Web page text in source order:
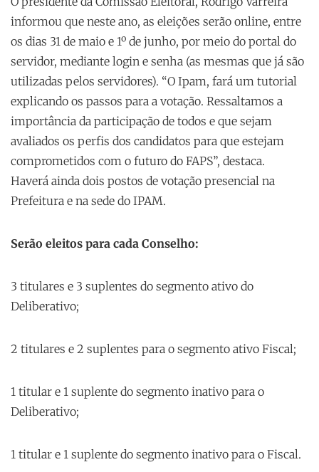
informou que neste ano, as eleições serão online, entre
os dias 31 de maio e 1º de junho, por meio do portal do
servidor, mediante login e senha (as mesmas que já são
utilizadas pelos servidores). “O Ipam, fará um tutorial
explicando os passos para a votação. Ressaltamos a
importância da participação de todos e que sejam
avaliados os perfis dos candidatos para que estejam
comprometidos com o futuro do FAPS”, destaca.
Haverá ainda dois postos de votação presencial na
Prefeitura e na sede do IPAM.
Serão eleitos para cada Conselho:
3 titulares e 3 suplentes do segmento ativo do
Deliberativo;
2 titulares e 2 suplentes para o segmento ativo Fiscal;
1 titular e 1 suplente do segmento inativo para o
Deliberativo;
1 titular e 1 suplente do segmento inativo para o Fiscal.